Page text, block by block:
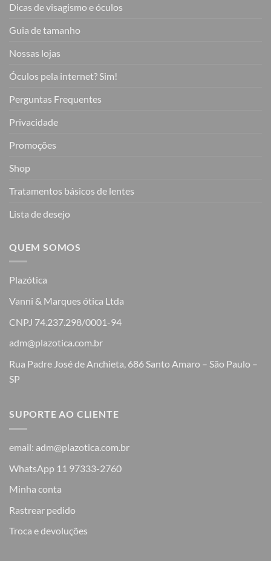
Dicas de visagismo e óculos
Guia de tamanho
Nossas lojas
Óculos pela internet? Sim!
Perguntas Frequentes
Privacidade
Promoções
Shop
Tratamentos básicos de lentes
Lista de desejo
QUEM SOMOS
Plazótica
Vanni & Marques ótica Ltda
CNPJ 74.237.298/0001-94
adm@plazotica.com.br
Rua Padre José de Anchieta, 686 Santo Amaro – São Paulo –
SP
SUPORTE AO CLIENTE
email: adm@plazotica.com.br
WhatsApp 11 97333-2760
Minha conta
Rastrear pedido
Troca e devoluções